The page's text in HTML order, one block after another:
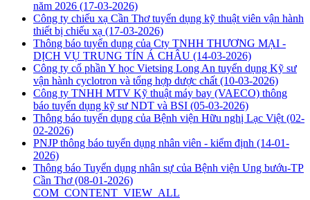
năm 2026 (17-03-2026)
Công ty chiếu xạ Cần Thơ tuyển dụng kỹ thuật viên vận hành
thiết bị chiếu xạ (17-03-2026)
Thông báo tuyển dụng của Cty TNHH THƯƠNG MẠI -
DỊCH VỤ TRUNG TÍN Á CHÂU (14-03-2026)
Công ty cổ phần Y học Vietsing Long An tuyển dụng Kỹ sư
vận hành cyclotron và tổng hợp dược chất (10-03-2026)
Công ty TNHH MTV Kỹ thuật máy bay (VAECO) thông
báo tuyển dụng kỹ sư NDT và BSI (05-03-2026)
Thông báo tuyển dụng của Bệnh viện Hữu nghị Lạc Việt (02-
02-2026)
PNJP thông báo tuyển dụng nhân viên - kiểm định (14-01-
2026)
Thông báo Tuyển dụng nhân sự của Bệnh viện Ung bướu-TP
Cần Thơ(08-01-2026)
COM_CONTENT_VIEW_ALL